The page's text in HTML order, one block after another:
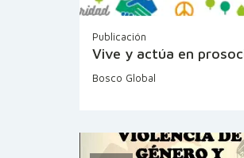
Publicación
Vive y actúa en
Bosco Global